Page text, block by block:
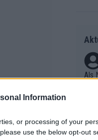
Information
or processing of your
use the below opt-out
Als
er
ss